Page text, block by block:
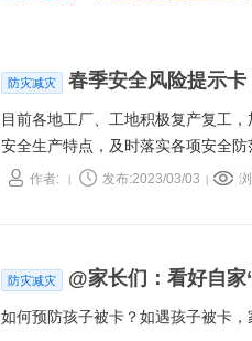
防灾减灾 春季安全风险提示
目前各地工厂、工地积极复产复工
安全生产特点，及时落实各项安全
作者: 发布:2023/03/03
防灾减灾 @家长们：看好自
如何预防孩子被卡？如遇孩子被卡